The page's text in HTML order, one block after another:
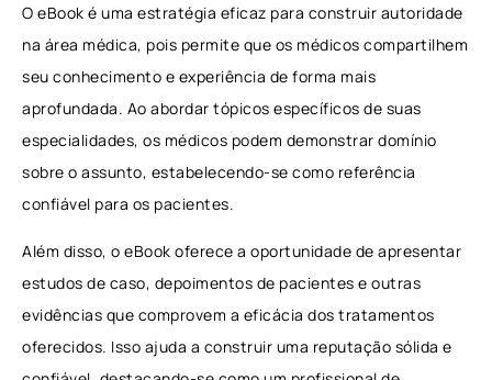
O eBook é uma estratégia eficaz para construir autoridade
na área médica, pois permite que os médicos compartilhem
seu conhecimento e experiência de forma mais
aprofundada. Ao abordar tópicos específicos de suas
especialidades, os médicos podem demonstrar domínio
sobre o assunto, estabelecendo-se como referência
confiável para os pacientes.
Além disso, o eBook oferece a oportunidade de apresentar
estudos de caso, depoimentos de pacientes e outras
evidências que comprovem a eficácia dos tratamentos
oferecidos. Isso ajuda a construir uma reputação sólida e